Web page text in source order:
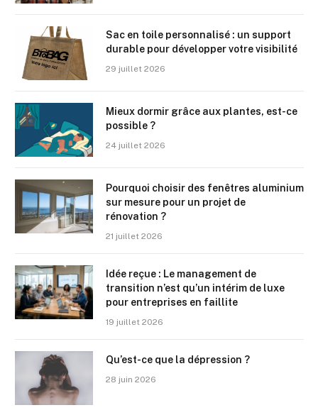
Sac en toile personnalisé : un support
durable pour développer votre visibilité
29 juillet 2026
Mieux dormir grâce aux plantes, est-ce
possible ?
24 juillet 2026
Pourquoi choisir des fenêtres aluminium
sur mesure pour un projet de
rénovation ?
21 juillet 2026
Idée reçue : Le management de
transition n’est qu’un intérim de luxe
pour entreprises en faillite
19 juillet 2026
Qu’est-ce que la dépression ?
28 juin 2026